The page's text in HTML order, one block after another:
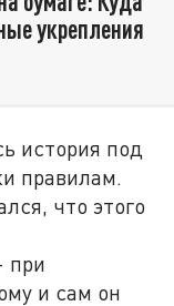
укрепления
история под
правилам.
что этого
при
и сам он